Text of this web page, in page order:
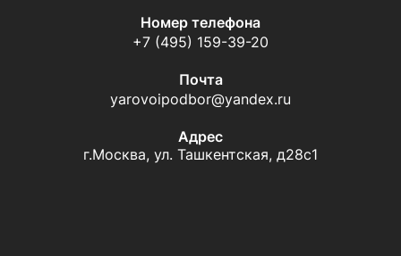
Номер телефона
+7 (495) 159-39-20
Почта
yarovoipodbor@yandex.ru
Адрес
г.Москва, ул. Ташкентская, д28с1